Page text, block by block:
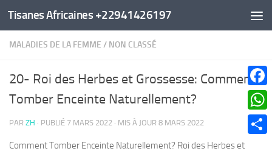
Au dessous du contenu
Tisanes Africaines +22941426197
MALADIES DE LA FEMME / NON CLASSÉ
20- Roi des Herbes et Grossesse: Comment
Tomber Enceinte Naturellement?
PAR ZH · PUBLIÉ 7 MARS 2022 · MIS À JOUR 8 MARS 2022
Comment Tomber Enceinte Naturellement? Roi des Herbes et